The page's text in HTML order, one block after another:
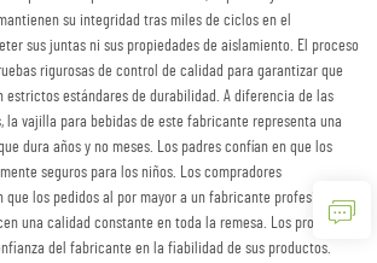
su integridad tras miles de ciclos en el
sus juntas ni sus propiedades de aislamiento. El proceso
rigurosas de control de calidad para garantizar que
estrictos estándares de durabilidad. A diferencia de las
la vajilla para bebidas de este fabricante representa una
dura años y no meses. Los padres confían en que los
seguros para los niños. Los compradores
que los pedidos al por mayor a un fabricante profesional de
una calidad constante en toda la remesa. Los programas
del fabricante en la fiabilidad de sus productos.